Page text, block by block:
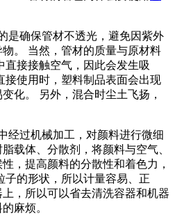
确保管材不透光，避免因紫外
。 当然，管材的质量与原材料
接接触空气，因此会发生吸
接使用时，塑料制品表面会出现
化。 另外，混合时尘土飞扬，
过机械加工，对颜料进行微细
载体、分散剂，将颜料与空气、
，提高颜料的分散性和着色力，
子的形状，所以计量容易、正
，所以可以省去清洗容器和机器
麻烦。